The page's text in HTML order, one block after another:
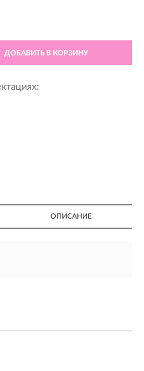
ДОБАВИТЬ В КОРЗИНУ
ОПИСАНИЕ